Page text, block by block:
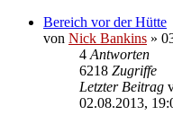
Bereich vor der Hütte
von Nick Bankins »
4 Antworten
6218 Zugriffe
Letzter Beitrag
02.08.2013,